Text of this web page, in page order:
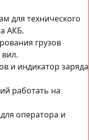
для технического
АКБ.
грузов
и индикатор заряда
работать на
оператора и